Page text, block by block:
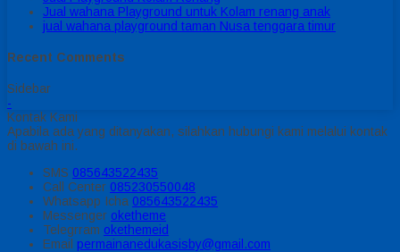
Jual wahana Playground untuk Kolam renang anak
jual wahana playground taman Nusa tenggara timur
Recent Comments
Sidebar
-
Kontak Kami
Apabila ada yang ditanyakan, silahkan hubungi kami melalui kontak
di bawah ini.
SMS 085643522435
Call Center 085230550048
Whatsapp Icha 085643522435
Messenger oketheme
Telegrram okethemeid
Email permainanedukasisby@gmail.com